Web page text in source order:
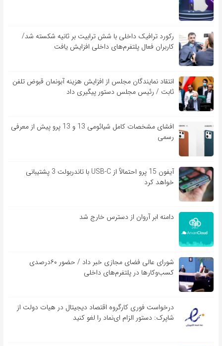
رکورد ترافیک داخلی با شش ترابیت بر ثانیه شکسته شد/
کاربران فعال پلتفرم‌های داخلی افزایش یافت
انتقاد نمایندگان مجلس از افزایش هزینه آبونمان قبوض تلفن
ثابت / رئیس مجلس دستور پیگیری داد
افشای مشخصات کامل شیائومی 13 و 13 پرو پیش از معرفی
رسمی
آیفون 15 پرو احتمالاً از USB-C با تاندربولت 3 پشتیبانی
خواهد کرد
دامنه ابر آروان از دسترس خارج شد
شورای عالی فضای مجازی خبر داد / حضور ۶۰درصدی
کسب‌و‌کارها در پلتفرم‌های داخلی
درخواست فوری کارگروه اقتصاد دیجیتال در هیات دولت از
شاپرک: دستور الزام ای‌نماد را لغو کنید